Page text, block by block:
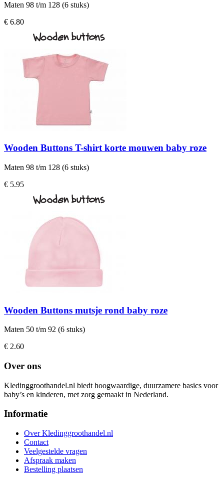
Maten 98 t/m 128 (6 stuks)
€ 6.80
Wooden Buttons T-shirt korte mouwen baby roze
Maten 98 t/m 128 (6 stuks)
€ 5.95
Wooden Buttons mutsje rond baby roze
Maten 50 t/m 92 (6 stuks)
€ 2.60
Over ons
Kledinggroothandel.nl biedt hoogwaardige, duurzamere basics voor
baby’s en kinderen, met zorg gemaakt in Nederland.
Informatie
Over Kledinggroothandel.nl
Contact
Veelgestelde vragen
Afspraak maken
Bestelling plaatsen